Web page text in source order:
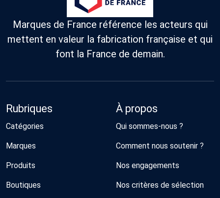
Marques de France référence les acteurs qui
mettent en valeur la fabrication française et qui
font la France de demain.
Rubriques
Catégories
Marques
Produits
Boutiques
À propos
Qui sommes-nous ?
Comment nous soutenir ?
Nos engagements
Nos critères de sélection